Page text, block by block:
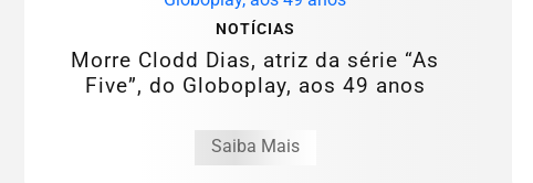
NOTÍCIAS
Morre Clodd Dias, atriz da série “As
Five”, do Globoplay, aos 49 anos
Saiba Mais